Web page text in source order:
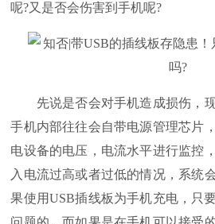
呢?又是否会伤害到手机呢?
先说是否会对手机造成损伤，现
手机内部往往会自带电源管理芯片
电设备的电压，电流水平进行监控
入电流过高或者过低的情况，系统
果使用USB插线板为手机充电，只